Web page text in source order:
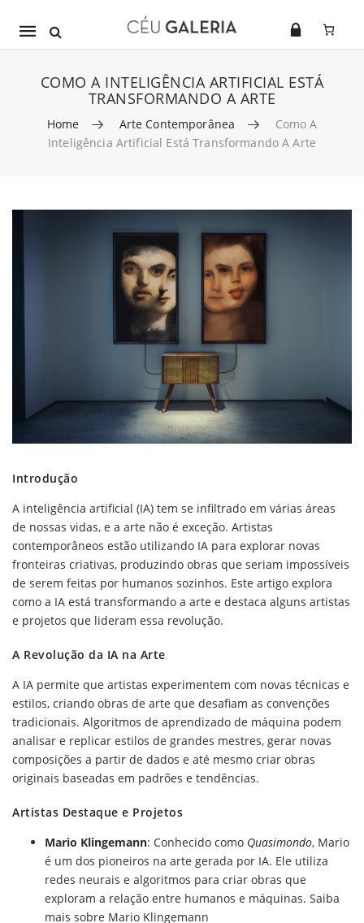
Mobile
COMO A INTELIGÊNCIA ARTIFICIAL ESTÁ
TRANSFORMANDO A ARTE
Home Arte Contemporânea
Como A
Inteligência Artificial Está Transformando A Arte
Introdução
A inteligência artificial (IA) tem se infiltrado em várias áreas
de nossas vidas, e a arte não é exceção. Artistas
contemporâneos estão utilizando IA para explorar novas
fronteiras criativas, produzindo obras que seriam impossíveis
de serem feitas por humanos sozinhos. Este artigo explora
como a IA está transformando a arte e destaca alguns artistas
e projetos que lideram essa revolução.
A Revolução da IA na Arte
A IA permite que artistas experimentem com novas técnicas e
estilos, criando obras de arte que desafiam as convenções
tradicionais. Algoritmos de aprendizado de máquina podem
analisar e replicar estilos de grandes mestres, gerar novas
composições a partir de dados e até mesmo criar obras
originais baseadas em padrões e tendências.
Artistas Destaque e Projetos
Mario Klingemann: Conhecido como Quasimondo, Mario
é um dos pioneiros na arte gerada por IA. Ele utiliza
redes neurais e algoritmos para criar obras que
exploram a relação entre humanos e máquinas. Saiba
mais sobre Mario Klingemann